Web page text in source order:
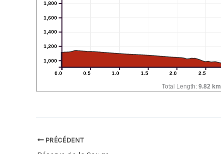
0.0 0.5 1.0 1.5 2.0 2.5
1,000
1,200
1,400
1,600
1,800
Total Length: 9.82 km
PRÉCÉDENT